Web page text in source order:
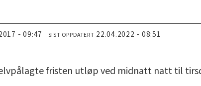
- 09:47 SIST OPPDATERT 22.04.2022 - 08:51
fristen utløp ved midnatt natt til